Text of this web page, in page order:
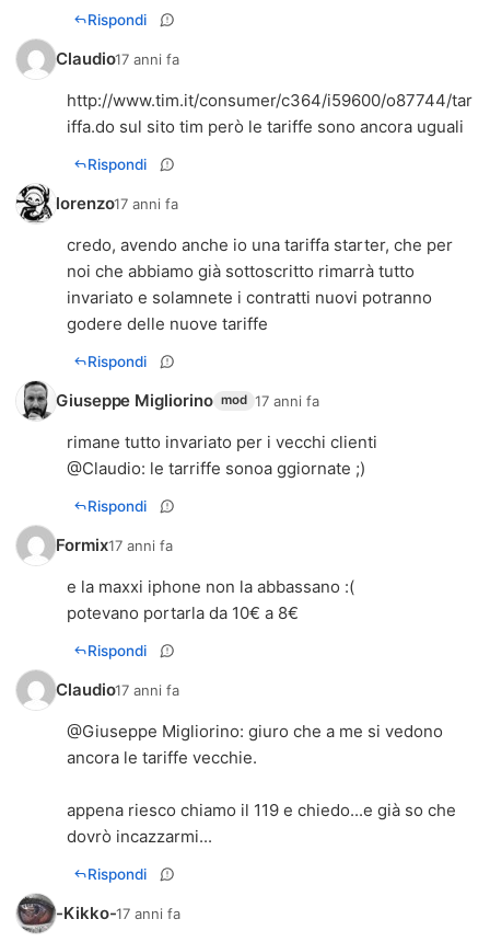
Rispondi
Claudio17 anni fa
http://www.tim.it/consumer/c364/i59600/o87744/tar
iffa.do sul sito tim però le tariffe sono ancora uguali
Rispondi
lorenzo17 anni fa
credo, avendo anche io una tariffa starter, che per
noi che abbiamo già sottoscritto rimarrà tutto
invariato e solamnete i contratti nuovi potranno
godere delle nuove tariffe
Rispondi
Giuseppe Migliorino mod 17 anni fa
rimane tutto invariato per i vecchi clienti
@Claudio: le tarriffe sonoa ggiornate ;)
Rispondi
Formix17 anni fa
e la maxxi iphone non la abbassano :(
potevano portarla da 10€ a 8€
Rispondi
Claudio17 anni fa
@Giuseppe Migliorino: giuro che a me si vedono
ancora le tariffe vecchie.
appena riesco chiamo il 119 e chiedo...e già so che
dovrò incazzarmi...
Rispondi
-Kikko-17 anni fa